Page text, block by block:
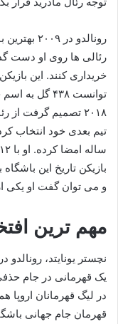
رونالدو
توانست ۴۳۸
۲۰۱۸ تصمیم گرفت
بازیکن تاریخ این
و می توان گفت او یکی
مهم ترین
نچستر یونایتد،
یک قهرمانی در جام
در لیگ قهرمانان اروپا
قهرمان جام جهانی